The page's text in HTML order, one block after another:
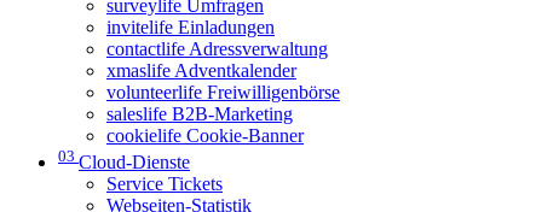
surveylife Umfragen
invitelife Einladungen
contactlife Adressverwaltung
xmaslife Adventkalender
volunteerlife Freiwilligenbörse
saleslife B2B-Marketing
cookielife Cookie-Banner
03 Cloud-Dienste
Service Tickets
Webseiten-Statistik